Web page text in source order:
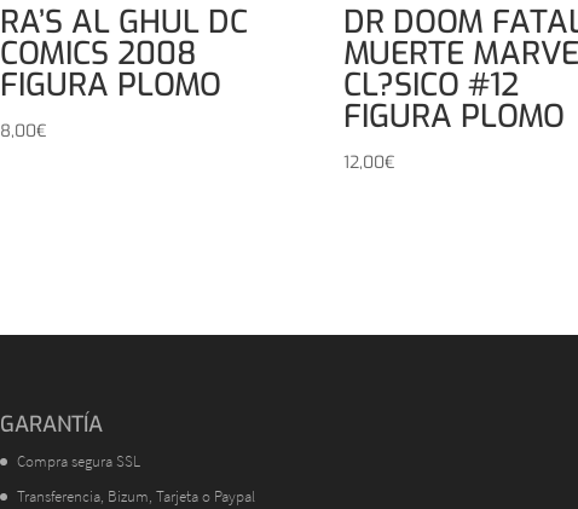
RA’S AL GHUL DC
COMICS 2008
FIGURA PLOMO
8,00€
DR DOOM
MUERTE
CL?SICO #12
FIGURA PLOMO
12,00€
GARANTÍA
Compra segura SSL
Transferencia, Bizum, Tarjeta o Paypal